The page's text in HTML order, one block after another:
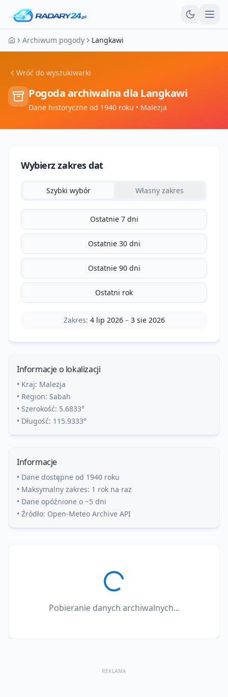
Strona główna
Archiwum pogody Langkawi
Wróć do wyszukiwarki
Pogoda archiwalna dla Langkawi
Dane historyczne od 1940 roku • Malezja
Wybierz zakres dat
Szybki wybór Własny zakres
Ostatnie 7 dni
Ostatnie 30 dni
Ostatnie 90 dni
Ostatni rok
Zakres: 4 lip 2026– 3 sie 2026
Informacje o lokalizacji
• Kraj: Malezja
• Region: Sabah
• Szerokość: 5.6833°
• Długość: 115.9333°
Informacje
• Dane dostępne od 1940 roku
• Maksymalny zakres: 1 rok na raz
• Dane opóźnione o ~5 dni
• Źródło: Open-Meteo Archive API
Pobieranie danych archiwalnych...
REKLAMA